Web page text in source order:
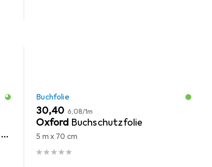
Buchfolie
EUR
30,40 EUR
6,08/1m
Oxford Buchschutzfolie
5 m x 70 cm